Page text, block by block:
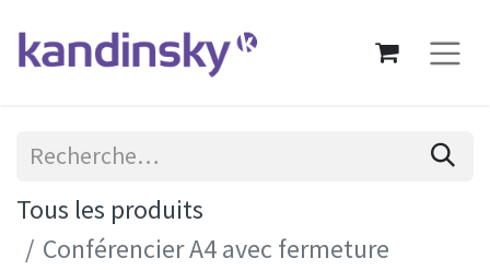
Tous les produits
Conférencier A4 avec fermeture